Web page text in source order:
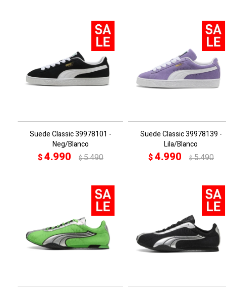
Suede Classic 39978101 -
Neg/Blanco
$4.990 $5.490
Suede Classic 39978139 -
Lila/Blanco
$4.990 $5.490